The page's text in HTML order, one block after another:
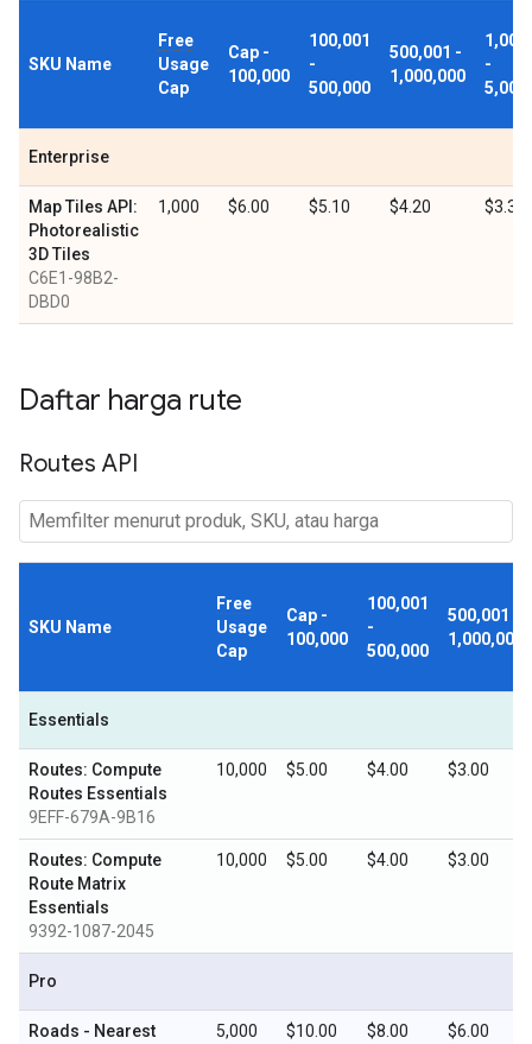
SKU Name
Free
Usage
Cap
Cap -
100,000
100,001
-
500,000
500,001 -
1,000,000
-
Enterprise
Map Tiles API:
Photorealistic
3D Tiles
C6E1-98B2-
DBD0
1,000 $6.00 $5.10 $4.20 $3.30
Daftar harga rute
Routes API
SKU Name
Free
Usage
Cap
Cap -
100,000
100,001
-
500,000
500,001 -
1,000,000
Essentials
Routes: Compute
Routes Essentials
9EFF-679A-9B16
10,000 $5.00 $4.00 $3.00
Routes: Compute
Route Matrix
Essentials
9392-1087-2045
10,000 $5.00 $4.00 $3.00
Pro
Roads - Nearest
5,000 $10.00 $8.00 $6.00